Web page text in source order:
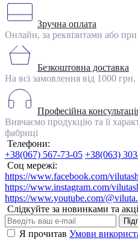
Зручна оплата
Онлайн, за реквізитами або при
Безкоштовна доставка
На всі замовлення від 1000 грн.
Професійна
Вивчаємо продукцію та її
фабриці
Телефони:
+38(067) 567-73-05 +38(063)
Соц мережі:
https://www.facebook.com/
https://www.instagram.com/
https://www.youtube.com/
Слідкуйте за новинками та
Я прочитав Умови